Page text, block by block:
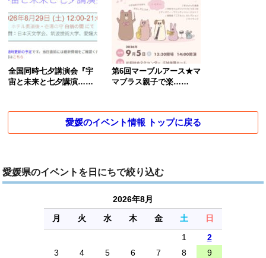
全国同時七夕講演会『宇
宙と未来と七夕講演……
第6回マーブルアース★マ
マブラス親子で楽……
愛媛のイベント情報 トップに戻る
愛媛県のイベントを日にちで絞り込む
2026年8月
月
火 水 木 金 土 日
1
2
3
4 5 6 7 8
9